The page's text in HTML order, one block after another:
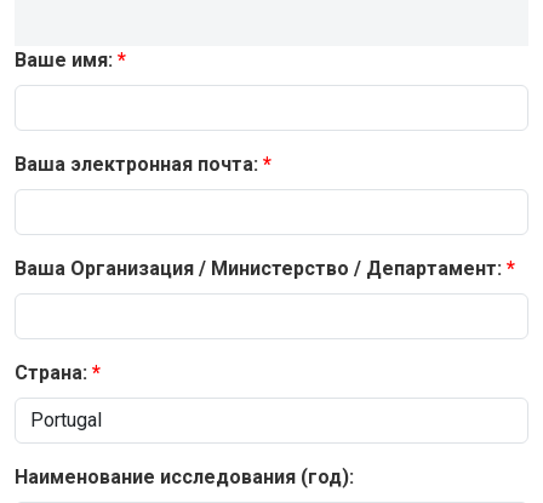
Ваше имя:
Ваша электронная почта:
Ваша Организация / Министерство / Департамент:
Страна:
Наименование исследования (год):